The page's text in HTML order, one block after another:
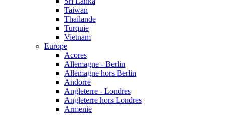
Taiwan
Thailande
Turquie
Vietnam
Europe
Acores
Allemagne - Berlin
Allemagne hors Berlin
Andorre
Angleterre - Londres
Angleterre hors Londres
Armenie